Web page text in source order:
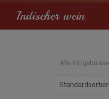
Indischer wein
Alle 9